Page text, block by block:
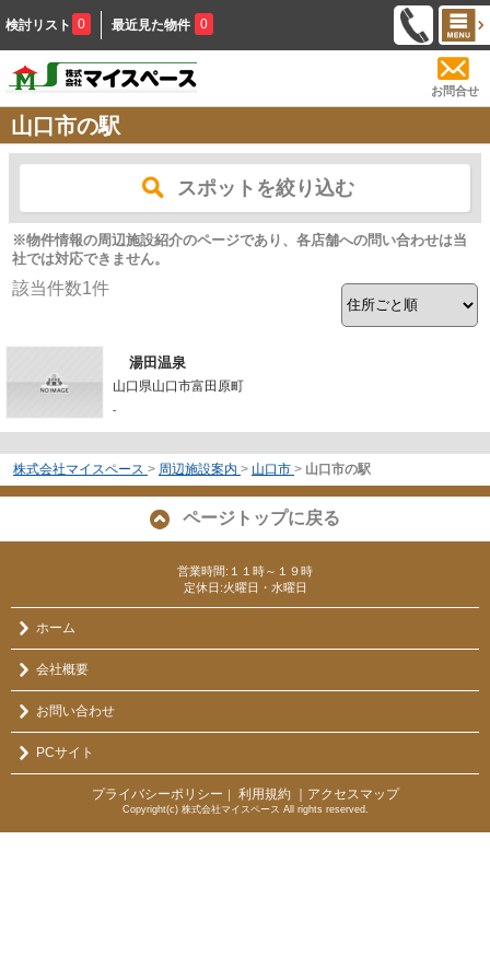
検討リスト 0 最近見た物件 0
お問合せ
山口市の駅
スポットを絞り込む
※物件情報の周辺施設紹介のページであり、各店舗への問い合わせは当
社では対応できません。
該当件数1件
湯田温泉
山口県山口市富田原町
-
株式会社マイスペース > 周辺施設案内 > 山口市 > 山口市の駅
ページトップに戻る
営業時間:１１時～１９時
定休日:火曜日・水曜日
ホーム
会社概要
お問い合わせ
PCサイト
プライバシーポリシー ｜ 利用規約 ｜アクセスマップ
Copyright(c) 株式会社マイスペース All rights reserved.